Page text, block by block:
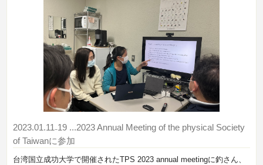
2023.01.11₋19 ...2023 Annual Meeting of the physical Society
of Taiwanに参加
台湾国立成功大学で開催されたTPS 2023 annual meetingに釣さん、